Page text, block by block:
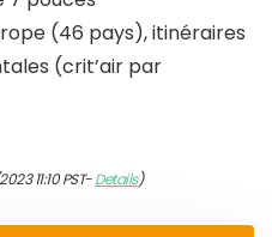
(46 pays), itinéraires
(crit’air par
11:10 PST-Details)